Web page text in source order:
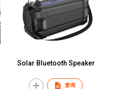
Solar Bluetooth Speaker
查询